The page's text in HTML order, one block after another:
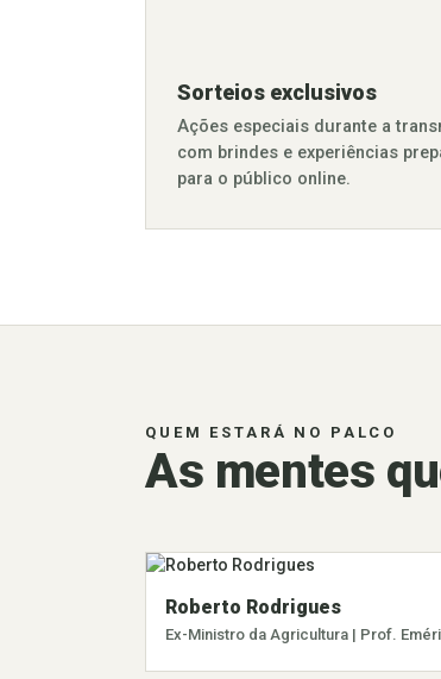
Sorteios exclusivos
Ações especiais durante a
com brindes e experiências
para o público online.
QUEM ESTARÁ NO PALCO
As mentes
Roberto Rodrigues
Ex-Ministro da Agricultura | Prof.